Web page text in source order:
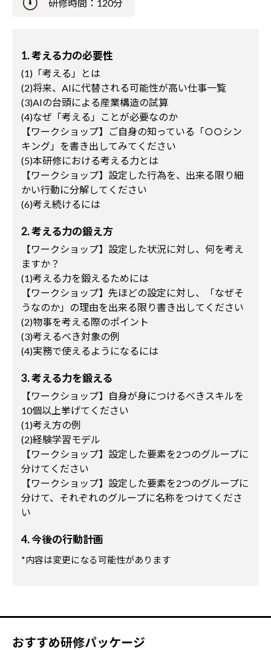
研修時間：120分
1. 考える力の必要性
(1)「考える」とは
(2)将来、AIに代替される可能性が高い仕事一覧
(3)AIの台頭による産業構造の試算
(4)なぜ「考える」ことが必要なのか
【ワークショップ】ご自身の知っている「○○シン
キング」を書き出してみてください
(5)本研修における考える力とは
【ワークショップ】設定した行為を、出来る限り細
かい行動に分解してください
(6)考え続けるには
2. 考える力の鍛え方
【ワークショップ】設定した状況に対し、何を考え
ますか？
(1)考える力を鍛えるためには
【ワークショップ】先ほどの設定に対し、「なぜそ
うなのか」の理由を出来る限り書き出してください
(2)物事を考える際のポイント
(3)考えるべき対象の例
(4)実務で使えるようになるには
3. 考える力を鍛える
【ワークショップ】自身が身につけるべきスキルを
10個以上挙げてください
(1)考え方の例
(2)経験学習モデル
【ワークショップ】設定した要素を2つのグループに
分けてください
【ワークショップ】設定した要素を2つのグループに
分けて、それぞれのグループに名称をつけてくださ
い
4. 今後の行動計画
*内容は変更になる可能性があります
おすすめ研修パッケージ